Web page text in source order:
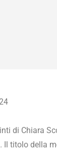
di Chiara
Il titolo della